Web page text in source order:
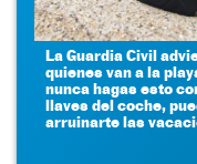
La Guardia Civil
quienes van a la
nunca hagas esto
llaves del coche,
arruinarte las